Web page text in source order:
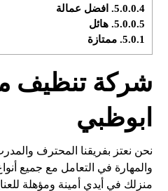
5.0.0.4.
افضل عمالة
5.0.0.5. هائل
5.0.1. ممتازة
شركة تنظيف
ابوظبي
نحن نعتز بفريقنا المحترف
والمهارة في التعامل مع جميع
منزلك في أيدي أمينة ومؤهلة